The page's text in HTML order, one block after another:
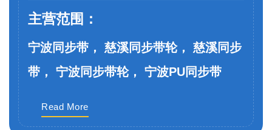
主营范围：
宁波同步带， 慈溪同步带轮， 慈溪同步
带， 宁波同步带轮， 宁波PU同步带
Read More